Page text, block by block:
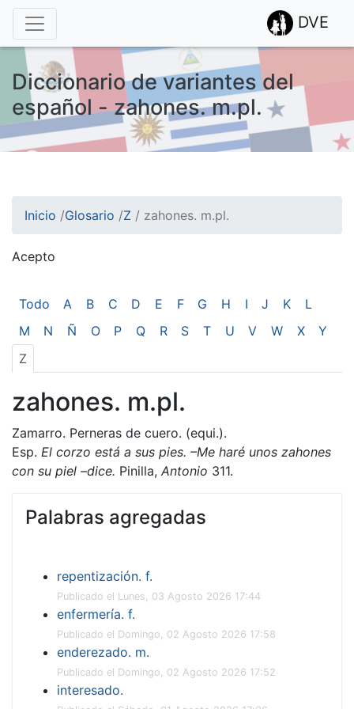
DVE
Diccionario de variantes del
español - zahones. m.pl.
Inicio /Glosario /Z / zahones. m.pl.
Acepto
Todo A B C D E F G H I J K
L
M
N Ñ O P Q R S T U V W X
Y
Z
zahones. m.pl.
Zamarro. Perneras de cuero. (equi.).
Esp. El corzo está a sus pies. –Me haré unos zahones
con su piel –dice. Pinilla, Antonio 311.
Palabras agregadas
repentización. f.
Publicado el Lunes, 03 Agosto 2026 17:44
enfermería. f.
Publicado el Domingo, 02 Agosto 2026 17:58
enderezado. m.
Publicado el Domingo, 02 Agosto 2026 17:52
interesado.